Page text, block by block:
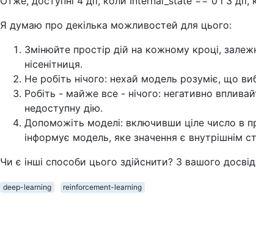
Я думаю про декілька можливостей для цього:
Змінюйте простір дій на кожному кроці,
нісенітниця.
Не робіть нічого: нехай модель розуміє, що
Робіть - майже все - нічого: негативно
недоступну дію.
Допоможіть моделі: включивши ціле число в
інформує модель, яке значення є внутрішнім
Чи є інші способи цього здійснити? З вашого
deep-learning reinforcement-learning